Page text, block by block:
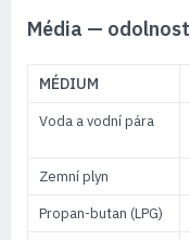
Média — odolnost
MÉDIUM
Voda a vodní pára
Zemní plyn
Propan-butan (LPG)